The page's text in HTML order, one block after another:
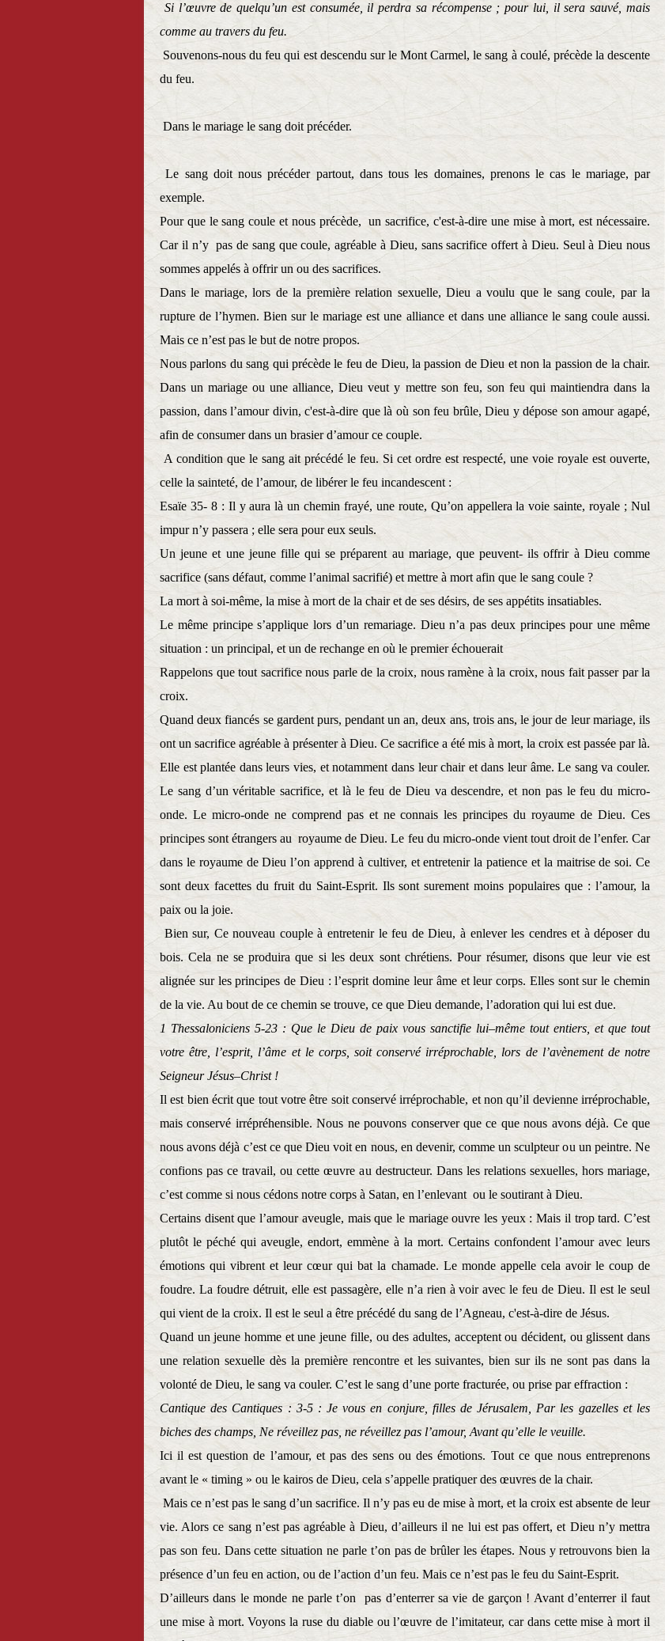
Si l’œuvre de quelqu’un est consumée, il perdra sa récompense ; pour lui, il sera sauvé, mais
comme au travers du feu.
Souvenons-nous du feu qui est descendu sur le Mont Carmel, le sang à coulé, précède la descente
du feu.
Dans le mariage le sang doit précéder.
Le sang doit nous précéder partout, dans tous les domaines, prenons le cas le mariage, par
exemple.
Pour que le sang coule et nous précède, un sacrifice, c'est-à-dire une mise à mort, est nécessaire.
Car il n’y pas de sang que coule, agréable à Dieu, sans sacrifice offert à Dieu. Seul à Dieu nous
sommes appelés à offrir un ou des sacrifices.
Dans le mariage, lors de la première relation sexuelle, Dieu a voulu que le sang coule, par la
rupture de l’hymen. Bien sur le mariage est une alliance et dans une alliance le sang coule aussi.
Mais ce n’est pas le but de notre propos.
Nous parlons du sang qui précède le feu de Dieu, la passion de Dieu et non la passion de la chair.
Dans un mariage ou une alliance, Dieu veut y mettre son feu, son feu qui maintiendra dans la
passion, dans l’amour divin, c'est-à-dire que là où son feu brûle, Dieu y dépose son amour agapé,
afin de consumer dans un brasier d’amour ce couple.
A condition que le sang ait précédé le feu. Si cet ordre est respecté, une voie royale est ouverte,
celle la sainteté, de l’amour, de libérer le feu incandescent :
Esaïe 35- 8 : Il y aura là un chemin frayé, une route, Qu’on appellera la voie sainte, royale ; Nul
impur n’y passera ; elle sera pour eux seuls.
Un jeune et une jeune fille qui se préparent au mariage, que peuvent- ils offrir à Dieu comme
sacrifice (sans défaut, comme l’animal sacrifié) et mettre à mort afin que le sang coule ?
La mort à soi-même, la mise à mort de la chair et de ses désirs, de ses appétits insatiables.
Le même principe s’applique lors d’un remariage. Dieu n’a pas deux principes pour une même
situation : un principal, et un de rechange en où le premier échouerait
Rappelons que tout sacrifice nous parle de la croix, nous ramène à la croix, nous fait passer par la
croix.
Quand deux fiancés se gardent purs, pendant un an, deux ans, trois ans, le jour de leur mariage, ils
ont un sacrifice agréable à présenter à Dieu. Ce sacrifice a été mis à mort, la croix est passée par là.
Elle est plantée dans leurs vies, et notamment dans leur chair et dans leur âme. Le sang va couler.
Le sang d’un véritable sacrifice, et là le feu de Dieu va descendre, et non pas le feu du micro-
onde. Le micro-onde ne comprend pas et ne connais les principes du royaume de Dieu. Ces
principes sont étrangers au royaume de Dieu. Le feu du micro-onde vient tout droit de l’enfer. Car
dans le royaume de Dieu l’on apprend à cultiver, et entretenir la patience et la maitrise de soi. Ce
sont deux facettes du fruit du Saint-Esprit. Ils sont surement moins populaires que : l’amour, la
paix ou la joie.
Bien sur, Ce nouveau couple à entretenir le feu de Dieu, à enlever les cendres et à déposer du
bois. Cela ne se produira que si les deux sont chrétiens. Pour résumer, disons que leur vie est
alignée sur les principes de Dieu : l’esprit domine leur âme et leur corps. Elles sont sur le chemin
de la vie. Au bout de ce chemin se trouve, ce que Dieu demande, l’adoration qui lui est due.
1 Thessaloniciens 5-23 : Que le Dieu de paix vous sanctifie lui–même tout entiers, et que tout
votre être, l’esprit, l’âme et le corps, soit conservé irréprochable, lors de l’avènement de notre
Seigneur Jésus–Christ !
Il est bien écrit que tout votre être soit conservé irréprochable, et non qu’il devienne irréprochable,
mais conservé irrépréhensible. Nous ne pouvons conserver que ce que nous avons déjà. Ce que
nous avons déjà c’est ce que Dieu voit en nous, en devenir, comme un sculpteur ou un peintre. Ne
confions pas ce travail, ou cette œuvre au destructeur. Dans les relations sexuelles, hors mariage,
c’est comme si nous cédons notre corps à Satan, en l’enlevant ou le soutirant à Dieu.
Certains disent que l’amour aveugle, mais que le mariage ouvre les yeux : Mais il trop tard. C’est
plutôt le péché qui aveugle, endort, emmène à la mort. Certains confondent l’amour avec leurs
émotions qui vibrent et leur cœur qui bat la chamade. Le monde appelle cela avoir le coup de
foudre. La foudre détruit, elle est passagère, elle n’a rien à voir avec le feu de Dieu. Il est le seul
qui vient de la croix. Il est le seul a être précédé du sang de l’Agneau, c'est-à-dire de Jésus.
Quand un jeune homme et une jeune fille, ou des adultes, acceptent ou décident, ou glissent dans
une relation sexuelle dès la première rencontre et les suivantes, bien sur ils ne sont pas dans la
volonté de Dieu, le sang va couler. C’est le sang d’une porte fracturée, ou prise par effraction :
Cantique des Cantiques : 3-5 : Je vous en conjure, filles de Jérusalem, Par les gazelles et les
biches des champs, Ne réveillez pas, ne réveillez pas l’amour, Avant qu’elle le veuille.
Ici il est question de l’amour, et pas des sens ou des émotions. Tout ce que nous entreprenons
avant le « timing » ou le kairos de Dieu, cela s’appelle pratiquer des œuvres de la chair.
Mais ce n’est pas le sang d’un sacrifice. Il n’y pas eu de mise à mort, et la croix est absente de leur
vie. Alors ce sang n’est pas agréable à Dieu, d’ailleurs il ne lui est pas offert, et Dieu n’y mettra
pas son feu. Dans cette situation ne parle t’on pas de brûler les étapes. Nous y retrouvons bien la
présence d’un feu en action, ou de l’action d’un feu. Mais ce n’est pas le feu du Saint-Esprit.
D’ailleurs dans le monde ne parle t’on
pas d’enterrer sa vie de garçon ! Avant d’enterrer il faut
une mise à mort. Voyons la ruse du diable ou l’œuvre de l’imitateur, car dans cette mise à mort il